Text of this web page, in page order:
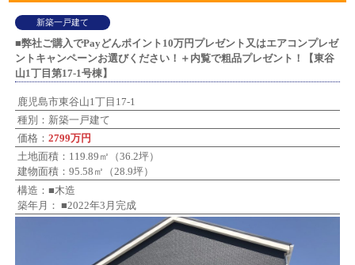
新築一戸建て
■弊社ご購入でPayどんポイント10万円プレゼント又はエアコンプレゼ
ントキャンペーンお選びください！＋内覧で粗品プレゼント！【東谷
山1丁目第17-1号棟】
鹿児島市東谷山1丁目17-1
種別：新築一戸建て
価格：2799万円
土地面積：119.89㎡（36.2坪）
建物面積：95.58㎡（28.9坪）
構造：■木造
築年月： ■2022年3月完成